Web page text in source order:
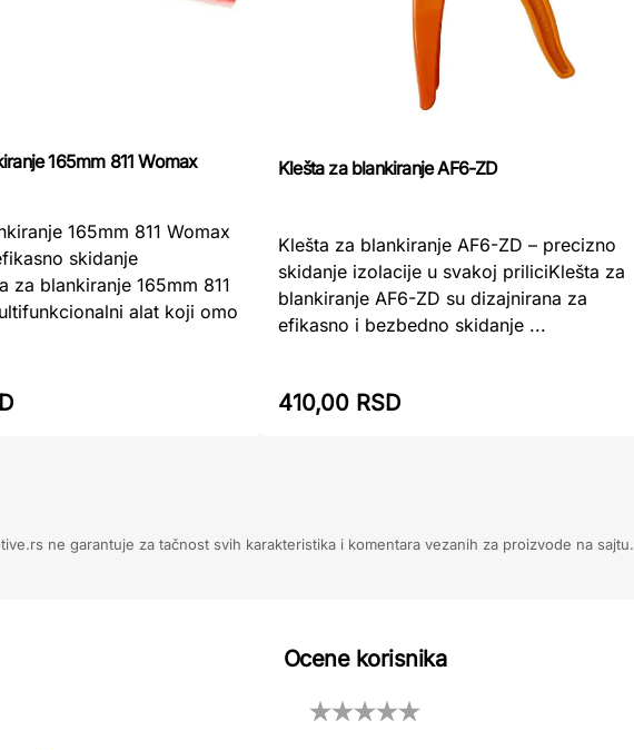
165mm 811 Womax
165mm 811 Womax
skidanje
za blankiranje 165mm 811
alat koji omo
Klešta za blankiranje AF6-ZD
Klešta za blankiranje AF6-ZD – precizno
skidanje izolacije u svakoj priliciKlešta za
blankiranje AF6-ZD su dizajnirana za
efikasno i bezbedno skidanje ...
410,00 RSD
ne garantuje za tačnost svih karakteristika i komentara vezanih za proizvode na sajtu.
Ocene korisnika